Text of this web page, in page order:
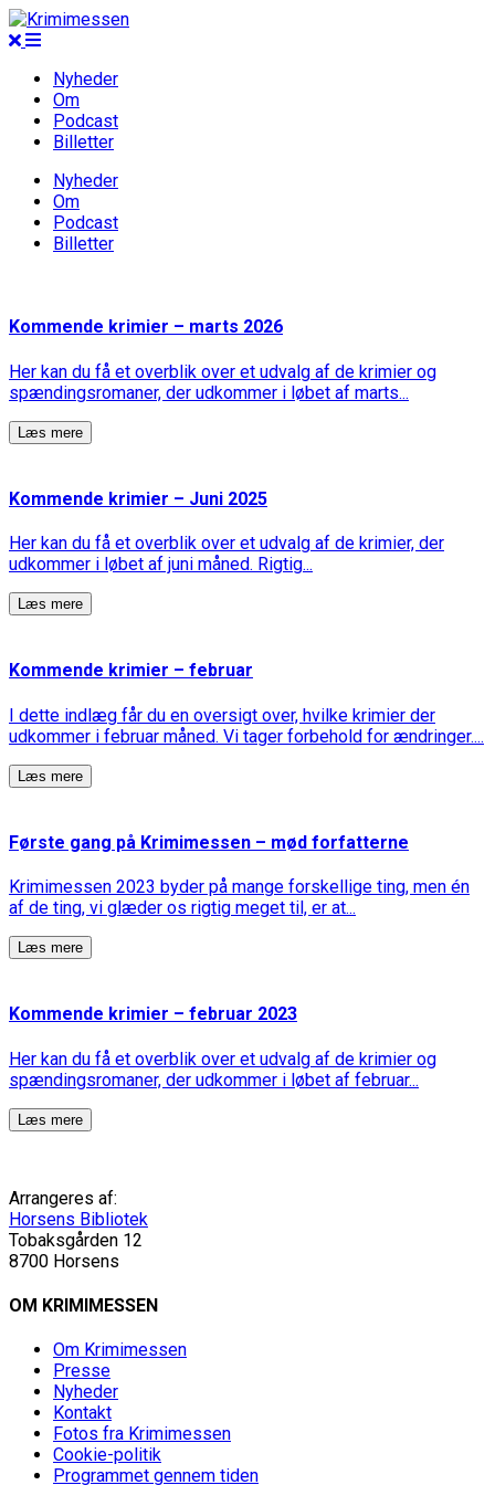
Nyheder
Om
Podcast
Billetter
Nyheder
Om
Podcast
Billetter
Kommende krimier – marts 2026
Her kan du få et overblik over et udvalg af de krimier og
spændingsromaner, der udkommer i løbet af marts...
Læs mere
Kommende krimier – Juni 2025
Her kan du få et overblik over et udvalg af de krimier, der
udkommer i løbet af juni måned. Rigtig...
Læs mere
Kommende krimier – februar
I dette indlæg får du en oversigt over, hvilke krimier der
udkommer i februar måned. Vi tager forbehold for ændringer....
Læs mere
Første gang på Krimimessen – mød forfatterne
Krimimessen 2023 byder på mange forskellige ting, men én
af de ting, vi glæder os rigtig meget til, er at...
Læs mere
Kommende krimier – februar 2023
Her kan du få et overblik over et udvalg af de krimier og
spændingsromaner, der udkommer i løbet af februar...
Læs mere
Arrangeres af:
Horsens Bibliotek
Tobaksgården 12
8700 Horsens
OM KRIMIMESSEN
Om Krimimessen
Presse
Nyheder
Kontakt
Fotos fra Krimimessen
Cookie-politik
Programmet gennem tiden